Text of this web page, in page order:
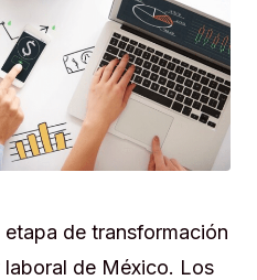
de transformación
de México. Los